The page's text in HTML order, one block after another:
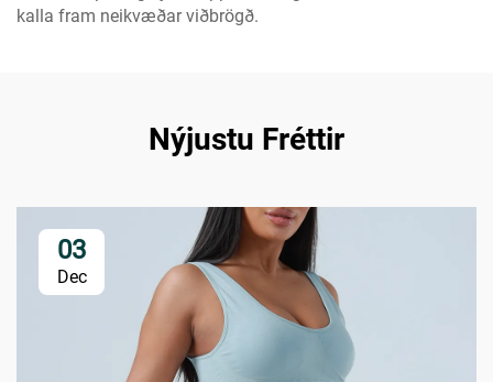
kalla fram neikvæðar viðbrögð.
Nýjustu Fréttir
03
Dec